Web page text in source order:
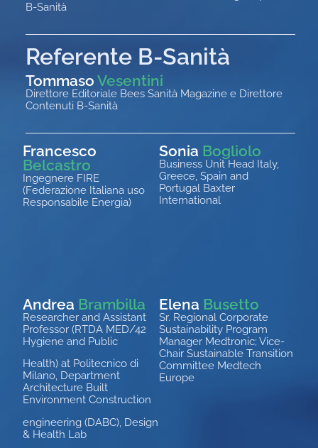
B-Sanità
Referente B-Sanità
TommasoVesentini
Direttore Editoriale Bees Sanità Magazine e Direttore
Contenuti B-Sanità
Francesco
Belcastro
Ingegnere FIRE
(Federazione Italiana uso
Responsabile Energia)
Sonia Bogliolo
Business Unit Head Italy,
Greece, Spain and
Portugal Baxter
International
Andrea Brambilla
Researcher and Assistant
Professor (RTDA MED/42
Hygiene and Public
Health) at Politecnico di
Milano, Department
Architecture Built
Environment Construction
engineering (DABC), Design
& Health Lab
Elena Busetto
Sr. Regional Corporate
Sustainability Program
Manager Medtronic; Vice-
Chair Sustainable Transition
Committee Medtech
Europe